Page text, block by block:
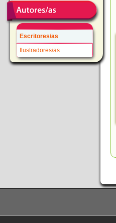
Escritores/as
Ilustradores/as